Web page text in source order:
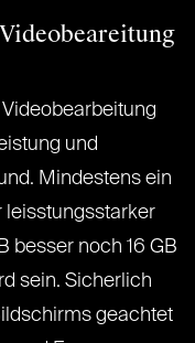
und
Mindestens ein
leisstungsstarker
besser noch 16 GB
sein. Sicherlich
geachtet